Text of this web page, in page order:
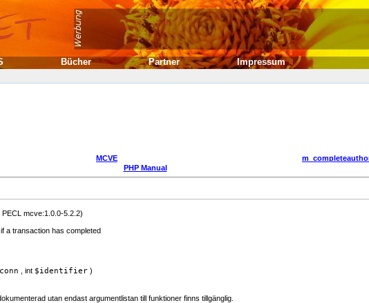
MCVE
PHP Manual
mcve:1.0.0-5.2.2)
a transaction has completed
int $identifier )
utan endast argumentlistan till funktioner finns tillgänglig.
Bücher Partner Impressum